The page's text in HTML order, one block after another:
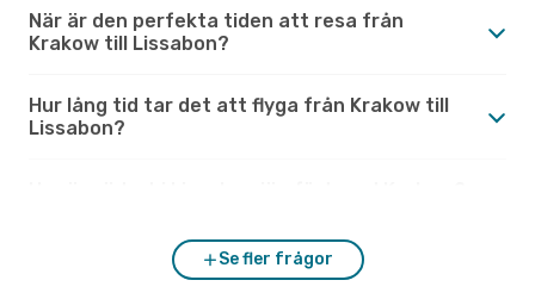
När är den perfekta tiden att resa från
Krakow till Lissabon?
Hur lång tid tar det att flyga från Krakow till
Lissabon?
Se fler frågor